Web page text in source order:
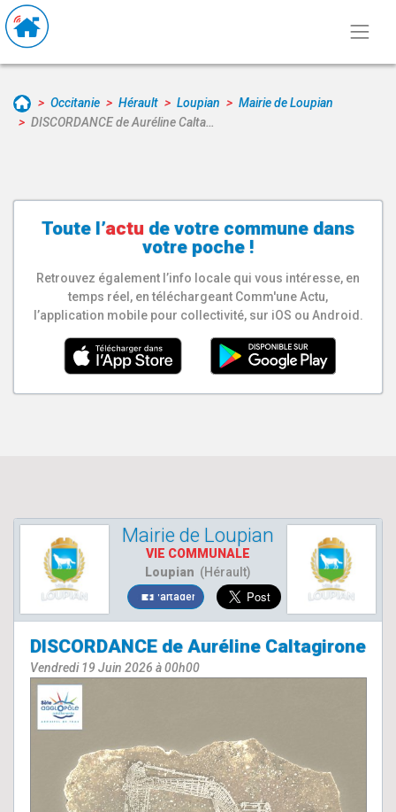
Occitanie Hérault Loupian
Mairie de Loupian
DISCORDANCE de Auréline Calta…
Toute l’actu de votre commune dans
votre poche !
Retrouvez également l’info locale qui vous intéresse, en
temps réel, en téléchargeant Comm'une Actu,
l’application mobile pour collectivité, sur iOS ou Android.
Mairie de Loupian
VIE COMMUNALE
Loupian (Hérault)
Partager
DISCORDANCE de Auréline Caltagirone
Vendredi 19 Juin 2026 à 00h00